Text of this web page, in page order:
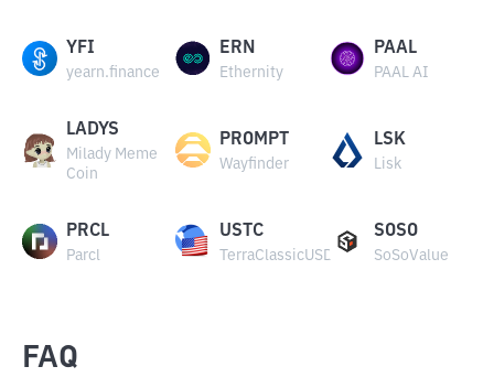
YFI
yearn.finance
ERN
Ethernity
PAAL
PAAL AI
LADYS
Milady Meme
Coin
PROMPT
Wayfinder
LSK
Lisk
PRCL
Parcl
USTC
TerraClassicUSD
SOSO
SoSoValue
FAQ